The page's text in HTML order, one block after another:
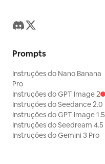
Prompts
Instruções do Nano Banana
Pro
Instruções do GPT Image 2
Instruções do Seedance 2.0
Instruções do GPT Image 1.5
Instruções do Seedream 4.5
Instruções do Gemini 3 Pro